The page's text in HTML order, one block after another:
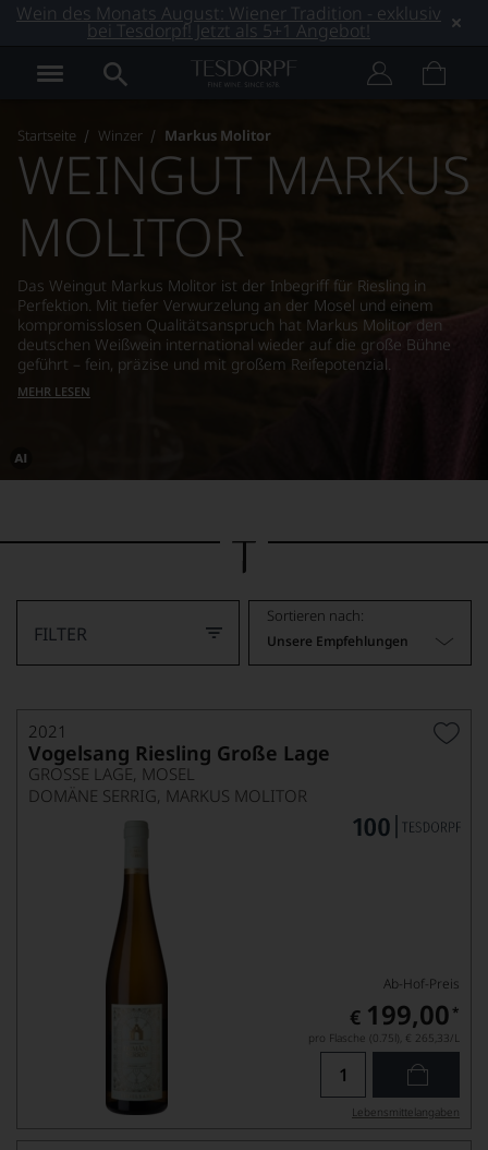
Wein des Monats August: Wiener Tradition - exklusiv
bei Tesdorpf! Jetzt als 5+1 Angebot!
Startseite Winzer Markus Molitor
Dieses
von
WEINGUT MARKUS
MOLITOR
Das Weingut Markus Molitor ist der Inbegriff für Riesling in
Perfektion. Mit tiefer Verwurzelung an der Mosel und einem
kompromisslosen Qualitätsanspruch hat Markus Molitor den
deutschen Weißwein international wieder auf die große Bühne
geführt – fein, präzise und mit großem Reifepotenzial.
MEHR LESEN
FILTER
Sortieren nach:
Unsere Empfehlungen
2021
Vogelsang Riesling Große Lage
GROSSE LAGE, MOSEL
DOMÄNE SERRIG, MARKUS MOLITOR
Ab-Hof-Preis
€ 199,00 *
pro Flasche (0.75l), € 265,33/L
Lebensmittel­angaben